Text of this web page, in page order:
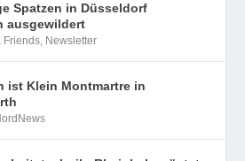
Spatzen in Düsseldorf
ausgewildert
Friends, Newsletter
ist Klein Montmartre in